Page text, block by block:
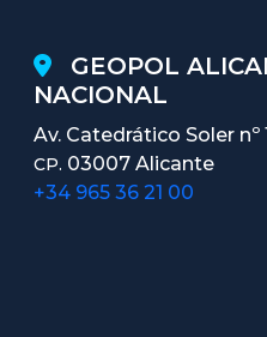
GEOPOL
NACIONAL
Av. Catedrático Soler nº
CP. 03007 Alicante
+34 965 36 21 00